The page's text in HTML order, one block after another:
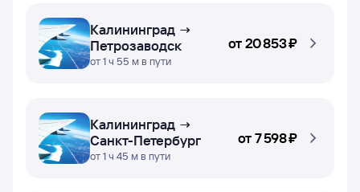
Калининград →
Петрозаводск
от 1 ч 55 м в пути
от20 ⁠853 ⁠₽
Калининград →
Санкт-Петербург
от 1 ч 45 м в пути
от7 ⁠598 ⁠₽